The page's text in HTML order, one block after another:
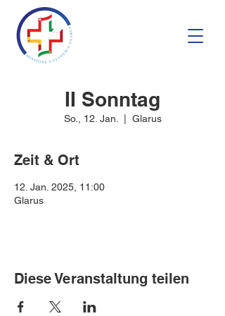
II Sonntag
So., 12. Jan. Glarus
Zeit & Ort
12. Jan. 2025, 11:00
Glarus
Diese Veranstaltung teilen